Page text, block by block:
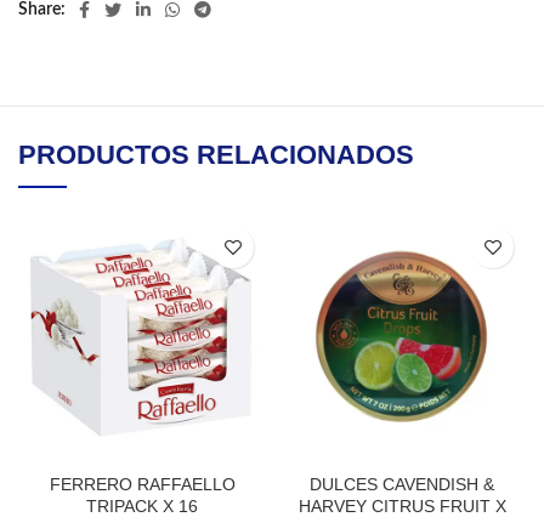
Share
PRODUCTOS RELACIONADOS
FERRERO RAFFAELLO
TRIPACK X 16
DULCES CAVENDISH &
HARVEY CITRUS FRUIT X